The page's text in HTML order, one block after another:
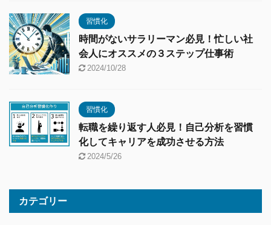
習慣化
時間がないサラリーマン必見！忙しい社
会人にオススメの３ステップ仕事術
2024/10/28
習慣化
転職を繰り返す人必見！自己分析を習慣
化してキャリアを成功させる方法
2024/5/26
カテゴリー